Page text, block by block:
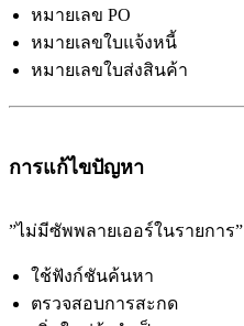
หมายเลข PO
หมายเลขใบแจ้งหนี้
หมายเลขใบส่งสินค้า
การแก้ไขปัญหา
”ไม่มีซัพพลายเออร์ในรายการ”
ใช้ฟังก์ชันค้นหา
ตรวจสอบการสะกด